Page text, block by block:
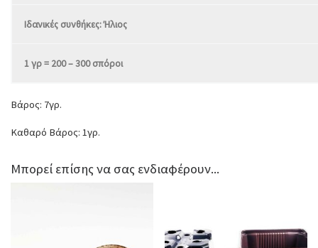
Ιδανικές συνθήκες: Ήλιος
1 γρ = 200 – 300 σπόροι
Βάρος: 7γρ.
Καθαρό Βάρος: 1γρ.
Μπορεί επίσης να σας ενδιαφέρουν...